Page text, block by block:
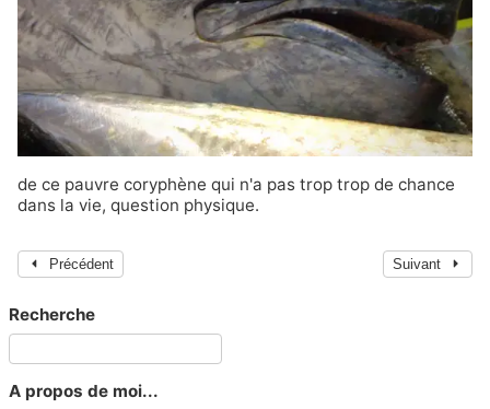
de ce pauvre coryphène qui n'a pas trop trop de chance
dans la vie, question physique.
Précédent Suivant
Recherche
A propos de moi...